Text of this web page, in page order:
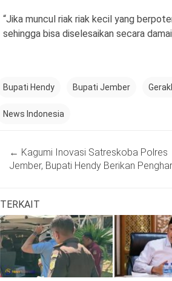
“Jika muncul riak riak kecil yang
sehingga bisa diselesaikan secara
Bupati Hendy Bupati Jember
News Indonesia
navigation
← Kagumi Inovasi Satreskoba Polres
Jember, Bupati Hendy Berikan
TERKAIT